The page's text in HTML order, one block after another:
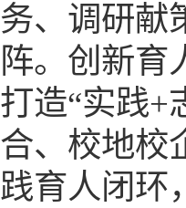
务、调研献
阵。创新育
打造“实践+
合、校地校
践育人闭环